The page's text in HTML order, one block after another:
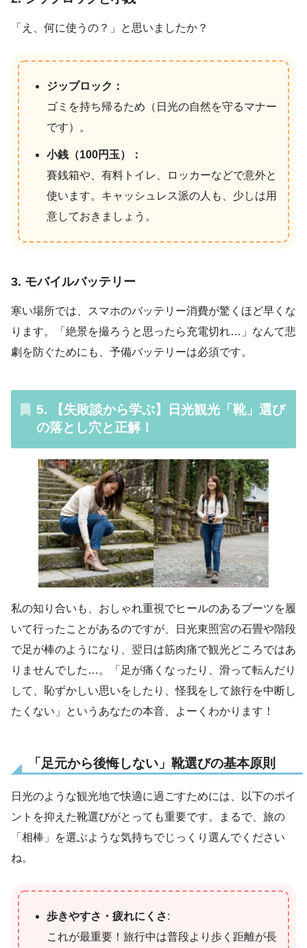
「え、何に使うの？」と思いましたか？
ジップロック：
ゴミを持ち帰るため（日光の自然を守るマナー
です）。
小銭（100円玉）：
賽銭箱や、有料トイレ、ロッカーなどで意外と
使います。キャッシュレス派の人も、少しは用
意しておきましょう。
3. モバイルバッテリー
寒い場所では、スマホのバッテリー消費が驚くほど早くな
ります。「絶景を撮ろうと思ったら充電切れ…」なんて悲
劇を防ぐためにも、予備バッテリーは必須です。
5. 【失敗談から学ぶ】日光観光「靴」選び
の落とし穴と正解！
私の知り合いも、おしゃれ重視でヒールのあるブーツを履
いて行ったことがあるのですが、日光東照宮の石畳や階段
で足が棒のようになり、翌日は筋肉痛で観光どころではあ
りませんでした…。「足が痛くなったり、滑って転んだり
して、恥ずかしい思いをしたり、怪我をして旅行を中断し
たくない」というあなたの本音、よーくわかります！
「足元から後悔しない」靴選びの基本原則
日光のような観光地で快適に過ごすためには、以下のポイ
ントを抑えた靴選びがとっても重要です。まるで、旅の
「相棒」を選ぶような気持ちでじっくり選んでください
ね。
歩きやすさ・疲れにくさ:
これが最重要！旅行中は普段より歩く距離が長